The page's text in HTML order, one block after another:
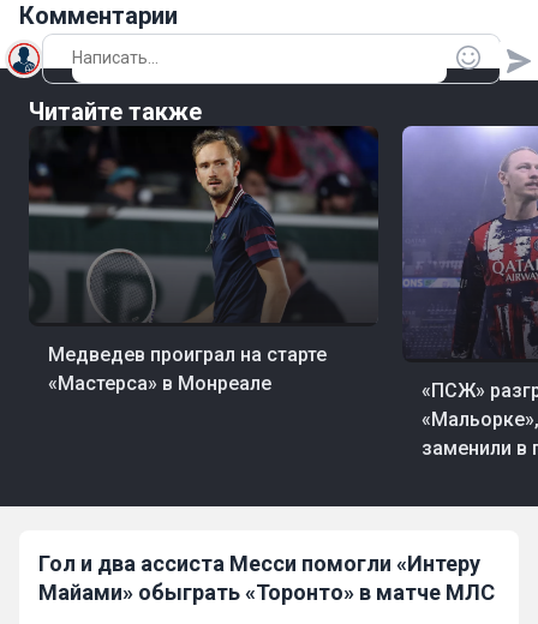
Комментарии
Читайте также
Медведев проиграл на старте
«Мастерса» в Монреале
«ПСЖ»
заменили в
Гол и два ассиста Месси помогли «Интеру
Майами» обыграть «Торонто» в матче МЛС